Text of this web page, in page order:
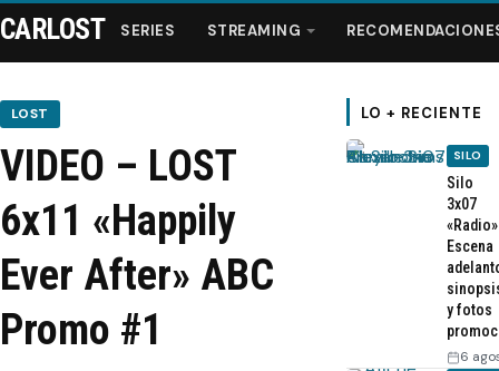
Series
Streaming
Recomendaciones
CARLOST SERIES STREAMING
LOST
VIDEO – LOST
6x11 «Happily
Ever After» ABC
Promo #1
LO + RECIENTE
SILO
Silo
3x07
Escena
y fotos
6